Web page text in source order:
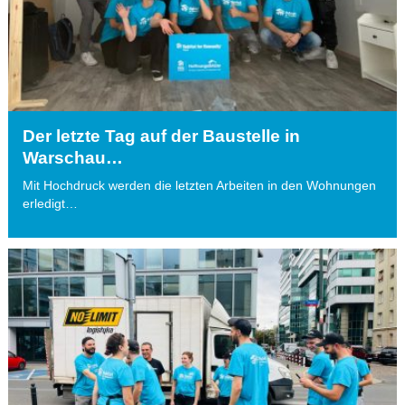
Der letzte Tag auf der Baustelle in
Warschau…
Mit Hochdruck werden die letzten Arbeiten in den Wohnungen
erledigt…